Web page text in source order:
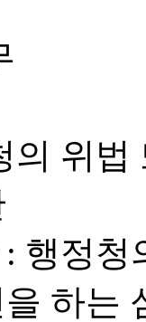
위법
행정청
하는